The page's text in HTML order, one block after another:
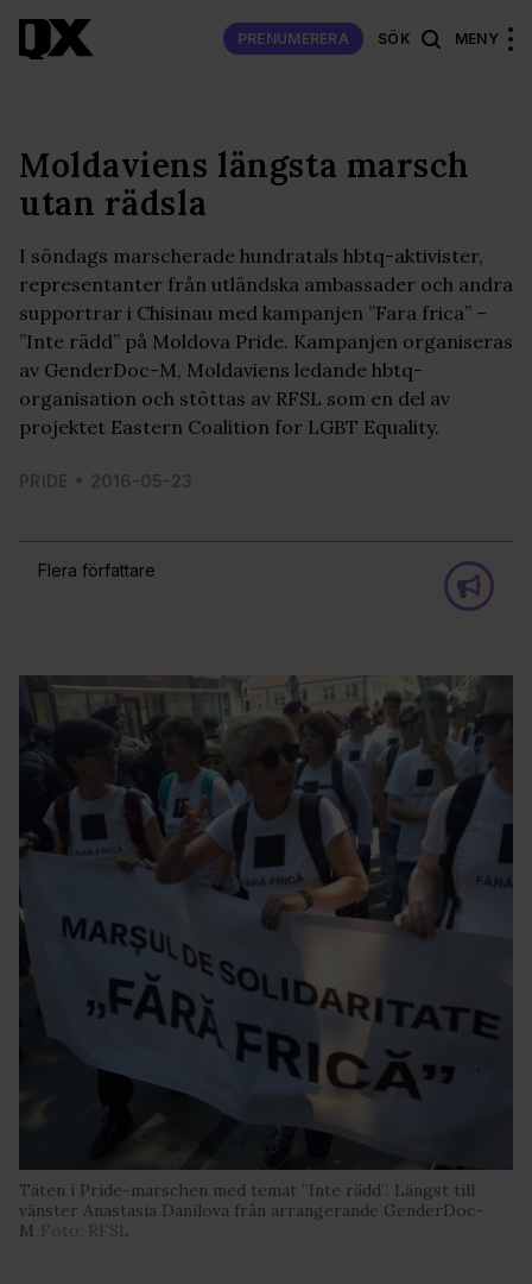
PRENUMERERA SÖK MENY
Flera författare
Moldaviens längsta marsch
utan rädsla
I söndags marscherade hundratals hbtq-aktivister,
representanter från utländska ambassader och andra
supportrar i Chisinau med kampanjen ”Fara frica” –
”Inte rädd” på Moldova Pride. Kampanjen organiseras
av GenderDoc-M, Moldaviens ledande hbtq-
organisation och stöttas av RFSL som en del av
projektet Eastern Coalition for LGBT Equality.
PRIDE 2016-05-23
Täten i Pride-marschen med temat ”Inte rädd”. Längst till
vänster Anastasia Danilova från arrangerande GenderDoc-
M Foto: RFSL